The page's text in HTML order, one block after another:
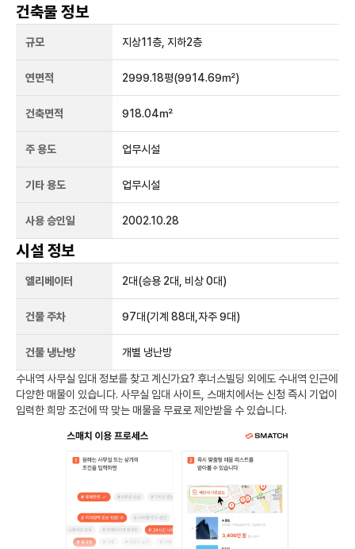
건축물 정보
규모 지상11층, 지하2층
연면적 2999.18평(9914.69㎡)
건축면적 918.04㎡
주 용도 업무시설
기타 용도 업무시설
사용 승인일 2002.10.28
시설 정보
엘리베이터 2대(승용 2대, 비상 0대)
건물 주차 97대(기계 88대,자주 9대)
건물 냉난방 개별 냉난방
수내역 사무실 임대 정보를 찾고 계신가요? 후너스빌딩 외에도 수내역 인근에
다양한 매물이 있습니다. 사무실 임대 사이트, 스매치에서는 신청 즉시 기업이
입력한 희망 조건에 딱 맞는 매물을 무료로 제안받을 수 있습니다.